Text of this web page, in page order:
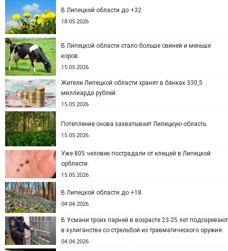
В Липецкой области до +32
18.05.2026
В Липецкой области стало больше свиней и меньше
коров.
15.05.2026
Жители Липецкой области хранят в банках 330,5
миллиарда рублей.
15.05.2026
Потепление снова захватывает Липецкую область.
15.05.2026
Уже 805 человек пострадали от клещей в Липецкой
орбласти.
15.05.2026
В Липецкой области до +18
04.04.2026
В Усмани троих парней в возрасте 23-25 лет подозревают
в хулиганстве со стрельбой из травматического оружия.
04.04.2026